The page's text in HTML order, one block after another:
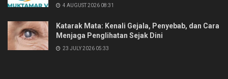
4 AUGUST 2026 08:31
Katarak Mata: Kenali Gejala, Penyebab, dan Cara
Menjaga Penglihatan Sejak Dini
23 JULY 2026 05:33